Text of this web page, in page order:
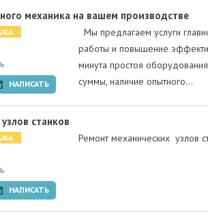
механика на вашем производстве
НАПИСАТЬ
Мы предлагаем услуги
работы и повышение
минута простоя
суммы, наличие опытного…
станков
НАПИСАТЬ
Ремонт механических узлов